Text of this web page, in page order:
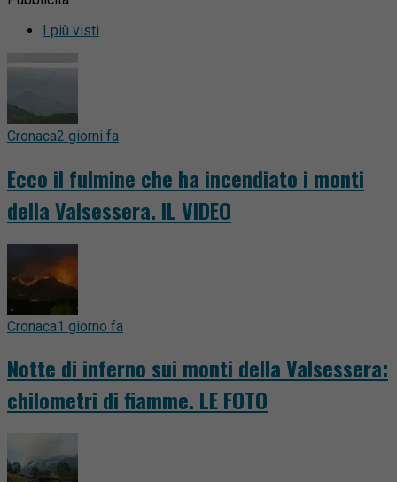
I più visti
Cronaca2 giorni fa
Ecco il fulmine che ha incendiato i monti
della Valsessera. IL VIDEO
Cronaca1 giorno fa
Notte di inferno sui monti della Valsessera:
chilometri di fiamme. LE FOTO